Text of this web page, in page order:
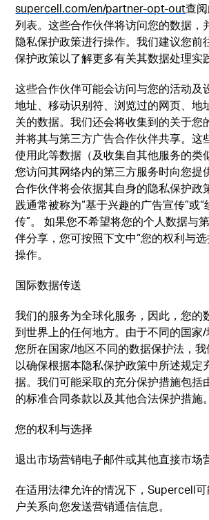
supercell.com/en/partner-opt-out查
列表。这些合作伙伴将访问您的数据，
隐私保护政策进行操作。我们建议您前
保护政策以了解更多有关其数据处理实
这些合作伙伴可能会访问与您的活动及
地址、移动识别符、浏览过的网页、地
关的数据。我们还会将收集到的关于您
并将其与第三方广告合作伙伴共享。这
使用此等数据（及收集自其他服务的类
您访问其网络内的第三方服务时向您提
合作伙伴将会依据其自身的隐私保护政
践通常被称为“基于兴趣的广告宣传”或
传”。 如果您不希望将您的个人数据与
伴分享，您可按照下文中“您的权利与
操作。
国际数据传送
我们的服务为全球化服务，因此，您的
到世界上的任何地方。由于不同的国家
您所在国家/地区不同的数据保护法，我
以确保根据本隐私保护政策中所述规定
据。我们可能采取的充分保护措施包括
的标准合同条款以及其他合法保护措施。
您的权利与选择
退出市场营销电子邮件或其他直接市场
在适用法律允许的情况下，Supercell
户关系向您发送营销通信信息。